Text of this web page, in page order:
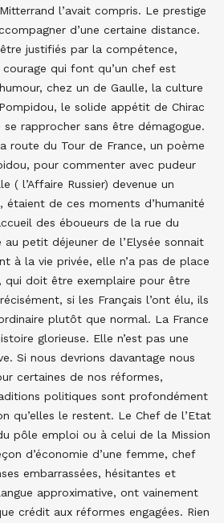
l’avait compris. Le prestige
d’une certaine distance.
justifiés par la compétence,
qui font qu’un chef est
chez un de Gaulle, la culture
le solide appétit de Chirac
rapprocher sans être démagogue.
route du Tour de France, un poème
pour commenter avec pudeur
( l’Affaire Russier) devenue un
étaient de ces moments d’humanité
des éboueurs de la rue du
au petit déjeuner de l’Elysée sonnait
à la vie privée, elle n’a pas de place
qui doit être exemplaire pour être
si les Français l’ont élu, ils
plutôt que normal. La France
glorieuse. Elle n’est pas une
Si nous devrions davantage nous
certaines de nos réformes,
politiques sont profondément
qu’elles le restent. Le Chef de l’Etat
pôle emploi ou à celui de la Mission
d’économie d’une femme, chef
embarrassées, hésitantes et
approximative, ont vainement
crédit aux réformes engagées. Rien